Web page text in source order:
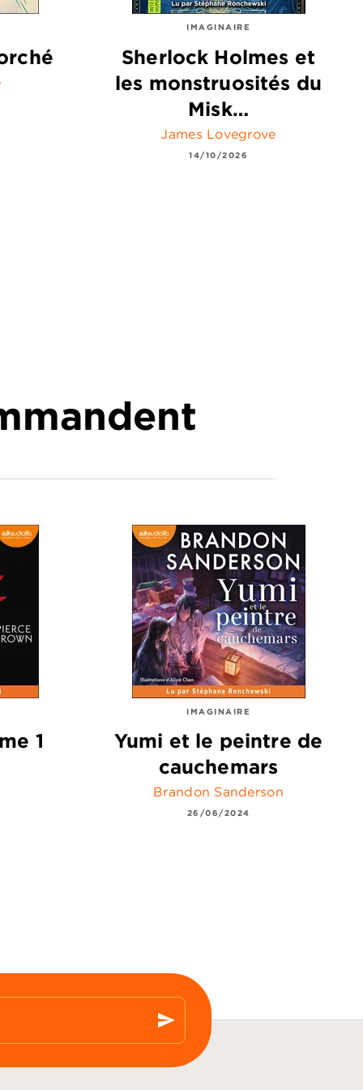
IMAGINAIRE
Sherlock Holmes et
les monstruosités du
Misk…
James Lovegrove
14/10/2026
1
IMAGINAIRE
Yumi et le peintre de
cauchemars
Brandon Sanderson
26/06/2024
send